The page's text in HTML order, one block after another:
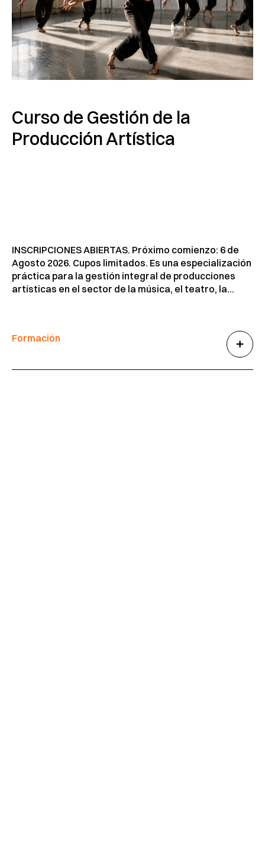
Curso de Gestión de la
Producción Artística
INSCRIPCIONES ABIERTAS. Próximo comienzo: 6 de
Agosto 2026. Cupos limitados. Es una especialización
práctica para la gestión integral de producciones
artísticas en el sector de la música, el teatro, la...
Formación